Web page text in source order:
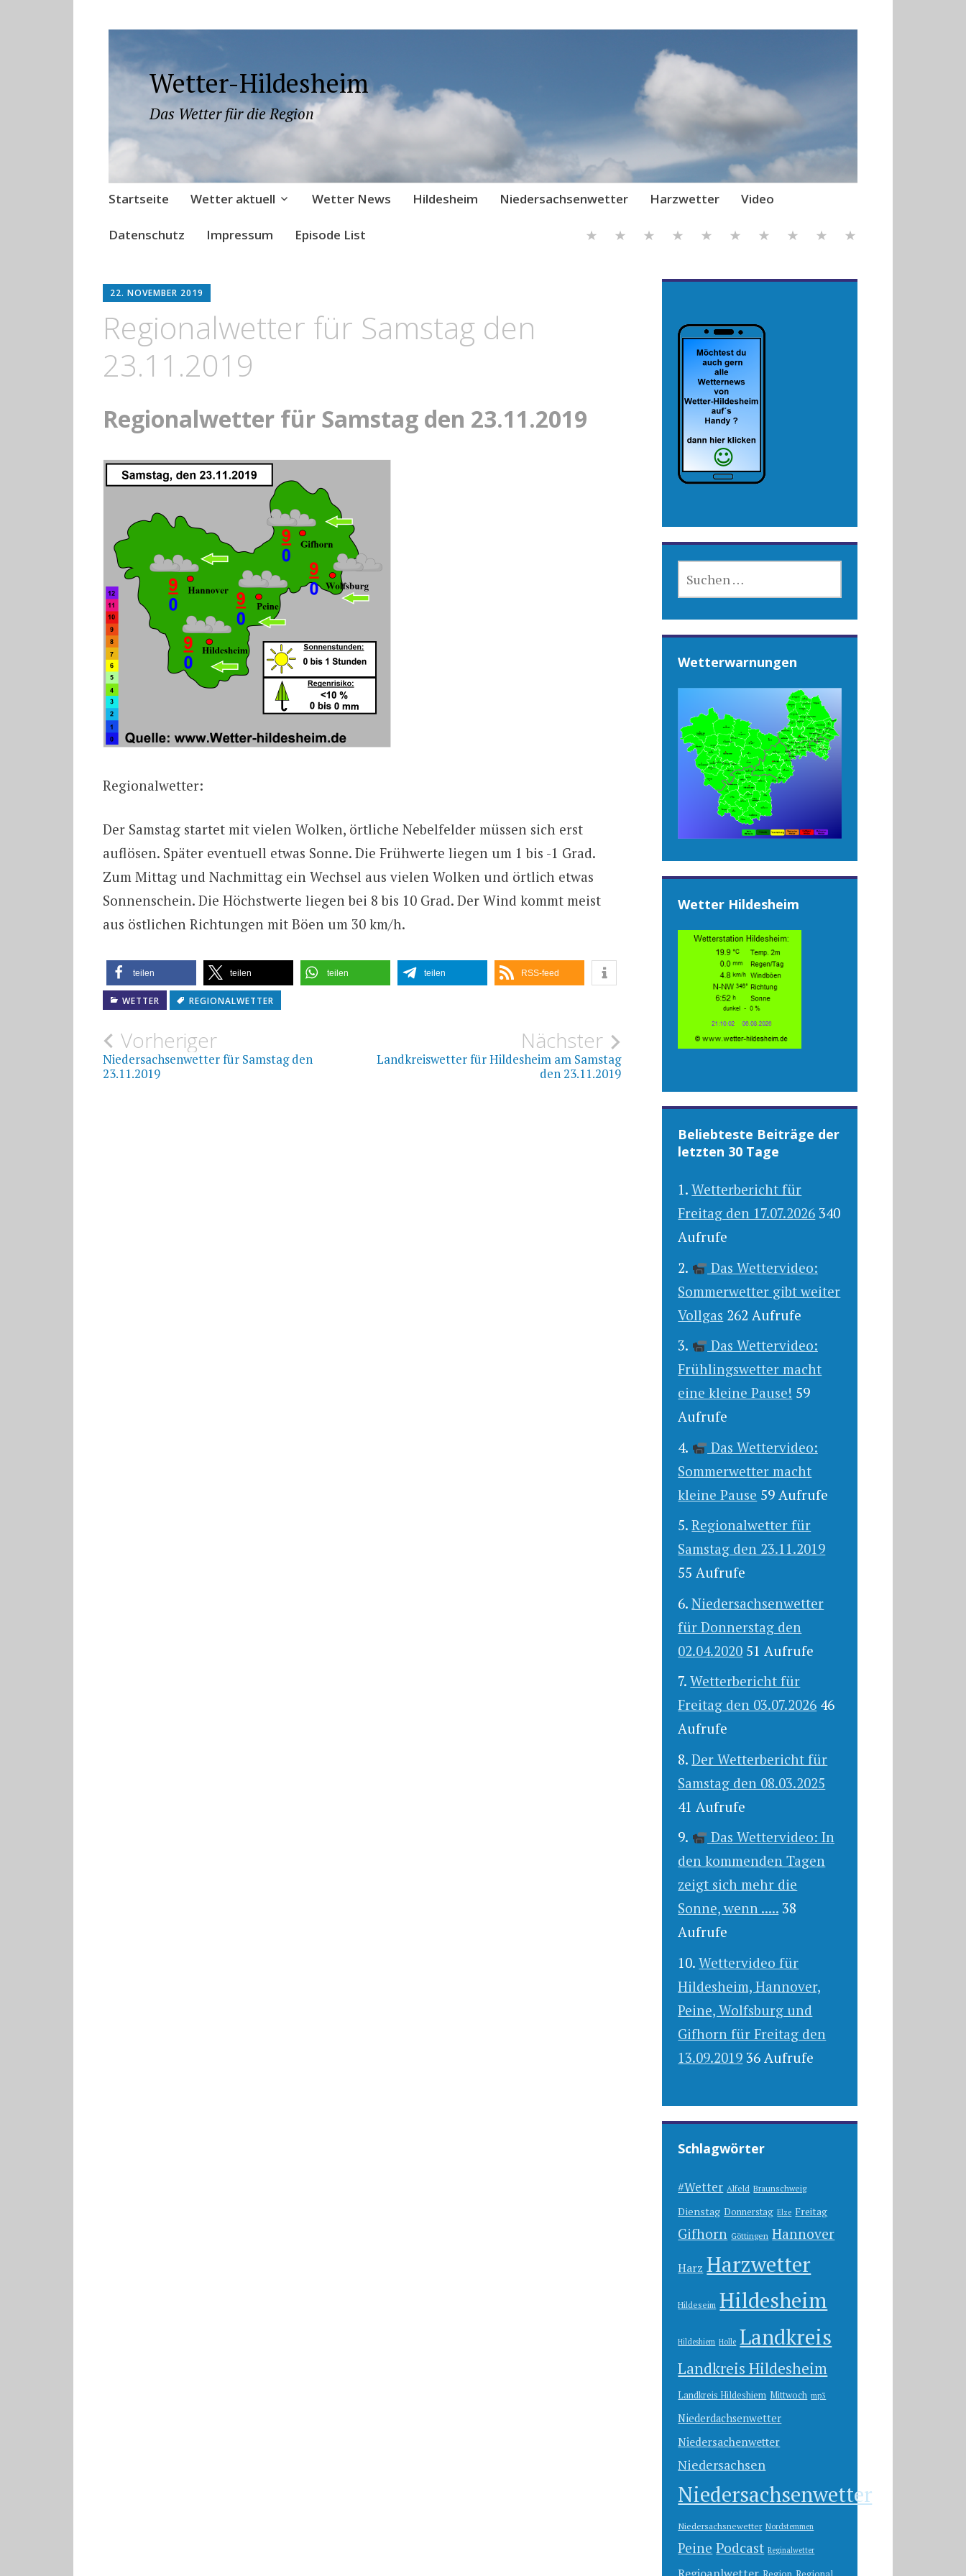
Wetter-Hildesheim
Das Wetter für die Region
Zum
springen
Startseite Wetter aktuell Wetter News Hildesheim Niedersachsenwetter Harzwetter Video
Datenschutz Impressum Episode List
22. NOVEMBER 2019
Regionalwetter für Samstag den
23.11.2019
Regionalwetter für Samstag den 23.11.2019
Regionalwetter:
Der Samstag startet mit vielen Wolken, örtliche Nebelfelder müssen sich erst
auflösen. Später eventuell etwas Sonne. Die Frühwerte liegen um 1 bis -1 Grad.
Zum Mittag und Nachmittag ein Wechsel aus vielen Wolken und örtlich etwas
Sonnenschein. Die Höchstwerte liegen bei 8 bis 10 Grad. Der Wind kommt meist
aus östlichen Richtungen mit Böen um 30 km/h.
teilen teilen teilen teilen RSS-feed
WETTER REGIONALWETTER
Beitragsnavigation
Vorheriger
Niedersachsenwetter für Samstag den
23.11.2019
Nächster
Landkreiswetter für Hildesheim am Samstag
den 23.11.2019
NACH:
Wetterwarnungen
Wetter Hildesheim
Beliebteste Beiträge der
letzten 30 Tage
Wetterbericht für
Freitag den 17.07.2026 340
Aufrufe
Das Wettervideo:
Sommerwetter gibt weiter
Vollgas 262 Aufrufe
Das Wettervideo:
Frühlingswetter macht
eine kleine Pause! 59
Aufrufe
Das Wettervideo:
Sommerwetter macht
kleine Pause 59 Aufrufe
Regionalwetter für
Samstag den 23.11.2019
55 Aufrufe
Niedersachsenwetter
für Donnerstag den
02.04.2020 51 Aufrufe
Wetterbericht für
Freitag den 03.07.2026 46
Aufrufe
Der Wetterbericht für
Samstag den 08.03.2025
41 Aufrufe
Das Wettervideo: In
den kommenden Tagen
zeigt sich mehr die
Sonne, wenn ..... 38
Aufrufe
Wettervideo für
Hildesheim, Hannover,
Peine, Wolfsburg und
Gifhorn für Freitag den
13.09.2019 36 Aufrufe
Schlagwörter
#Wetter Alfeld Braunschweig
Dienstag Donnerstag Elze Freitag
Gifhorn Göttingen Hannover
Harz Harzwetter
Hildeseim Hildesheim
Hildeshiem Holle Landkreis
Landkreis Hildesheim
Landkreis Hildeshiem Mittwoch mp3
Niederdachsenwetter
Niedersachenwetter
Niedersachsen
Niedersachsenwetter
Niedersachsnewetter Nordstemmen
Peine Podcast Reginalwetter